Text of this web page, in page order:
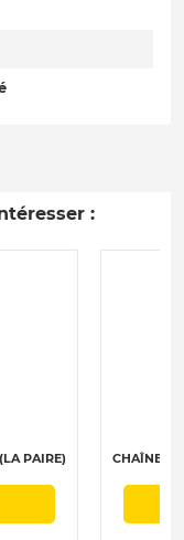
:
PAIRE) CHAÎNES